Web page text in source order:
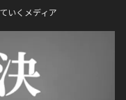
いくメディア